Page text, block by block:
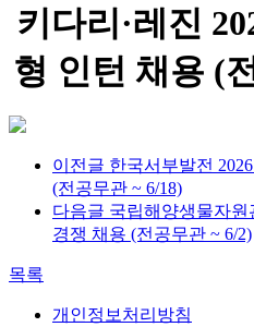
키다리·레진
형 인턴 채용 (
이전글 한국서부발전
(전공무관 ~ 6/18)
다음글 국립해양생물자원
경쟁 채용 (전공무관 ~ 6/2)
목록
개인정보처리방침